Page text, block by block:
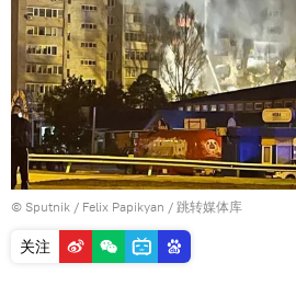
© Sputnik / Felix Papikyan / 跳转媒体库
关注